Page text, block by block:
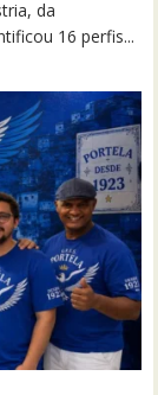
da
16 perfis...